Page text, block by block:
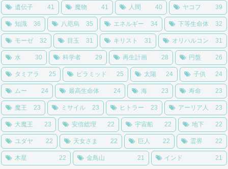
遺伝子 41 魔物 41 人間 40 ヤコフ 39
知識 36 八咫烏 35 エネルギー 34 下等生命体 32
モーゼ 32 目玉 31 キリスト 31 オリハルコン 31
水 30 科学者 29 再生計画 28 円盤 26
タミアラ 25 ピラミッド 25 太陽 24 子供 24
ムー 24 最高生命体 24 海 23 寿命 23
魔王 23 ミサイル 23 ヒトラー 23 アーリア人 23
大魔王 23 安倍総理 22 宇宙船 22 地下 22
ユダヤ 22 天女さま 22 巨人 22 霊界 22
木星 22 金鳥山 21 インド 21